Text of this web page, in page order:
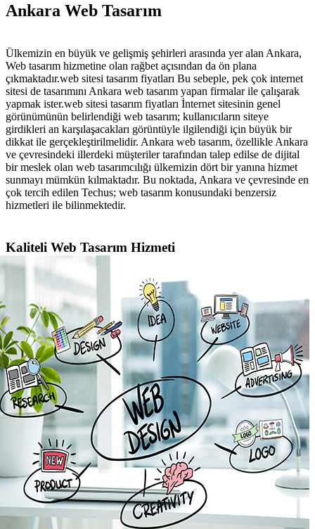
Ankara Web Tasarım
Ülkemizin en büyük ve gelişmiş şehirleri arasında yer alan Ankara,
Web tasarım hizmetine olan rağbet açısından da ön plana
çıkmaktadır.web sitesi tasarım fiyatları Bu sebeple, pek çok internet
sitesi de tasarımını Ankara web tasarım yapan firmalar ile çalışarak
yapmak ister.web sitesi tasarım fiyatları İnternet sitesinin genel
görünümünün belirlendiği web tasarım; kullanıcıların siteye
girdikleri an karşılaşacakları görüntüyle ilgilendiği için büyük bir
dikkat ile gerçekleştirilmelidir. Ankara web tasarım, özellikle Ankara
ve çevresindeki illerdeki müşteriler tarafından talep edilse de dijital
bir meslek olan web tasarımcılığı ülkemizin dört bir yanına hizmet
sunmayı mümkün kılmaktadır. Bu noktada, Ankara ve çevresinde en
çok tercih edilen Techus; web tasarım konusundaki benzersiz
hizmetleri ile bilinmektedir.
Kaliteli Web Tasarım Hizmeti